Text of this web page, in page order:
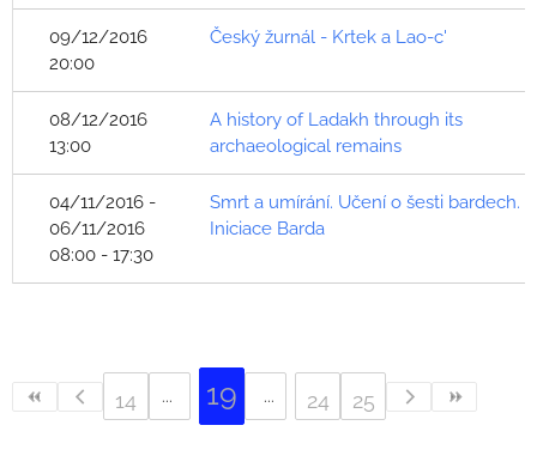
09/12/2016
20:00
Český žurnál - Krtek a Lao-c'
08/12/2016
13:00
A history of Ladakh through its
archaeological remains
04/11/2016 -
06/11/2016
08:00 - 17:30
Smrt a umírání. Učení o šesti bardech.
Iniciace Barda
14 19 24 25